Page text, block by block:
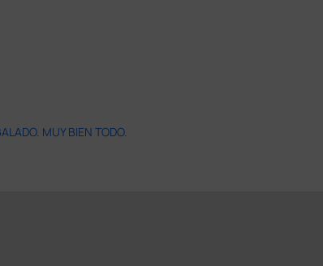
MUY BIEN TODO.